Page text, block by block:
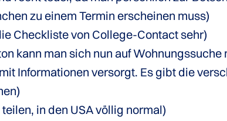
zu einem Termin erscheinen muss)
Checkliste von College-Contact sehr)
kann man sich nun auf
Informationen versorgt. Es gibt die
in den USA völlig normal)